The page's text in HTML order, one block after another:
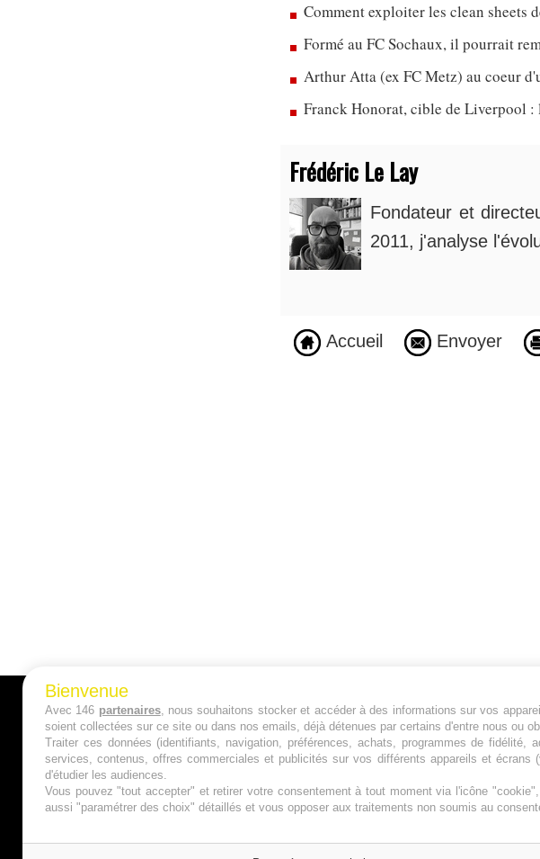
Comment exploiter les clean sheets
Formé au FC Sochaux, il pourrait
Arthur Atta (ex FC Metz) au coeur
Franck Honorat, cible de Liverpool
Frédéric Le Lay
Fondateur et
2011, j'analyse
Accueil Envoyer
A PROPOS
Qui sommes nous ?
Mentions Légales
Politique de Cookies
des
Plan du
Bienvenue
Avec 146 partenaires, nous souhaitons stocker et accéder à des informations sur vos
soient collectées sur ce site ou dans nos emails, déjà détenues par certains d'entre nous ou
Traiter ces données (identifiants, navigation, préférences, achats, programmes de
services, contenus, offres commerciales et publicités sur vos différents appareils et
d'étudier les audiences.
Vous pouvez "tout accepter" et retirer votre consentement à tout moment via l'icône
aussi "paramétrer des choix" détaillés et vous opposer aux traitements non soumis au